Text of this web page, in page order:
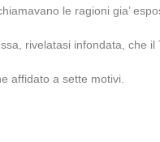
le ragioni gia’
rivelatasi infondata, che il
affidato a sette motivi.